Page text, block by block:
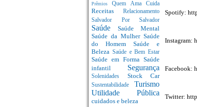
PrêmiosQuem Ama Cuida
Receitas Relacionamento
Salvador Por Salvador
Saúde Saúde Mental
Saúde da Mulher Saúde
do Homem Saúde e
Beleza Saúde e Bem Estar
Saúde em Forma Saúde
infantil Segurança
Solenidades Stock Car
Sustentabilidade Turismo
Utilidade Pública
cuidados e beleza
Spotify:
Instagram:
Facebook:
Twitter: